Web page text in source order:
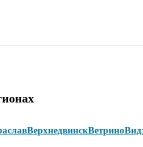
ВерхнедвинскВетрино